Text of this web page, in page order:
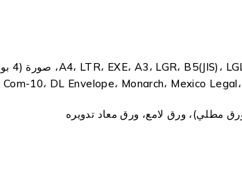
مطلي)، ورق لامع، ورق معاد تدويره